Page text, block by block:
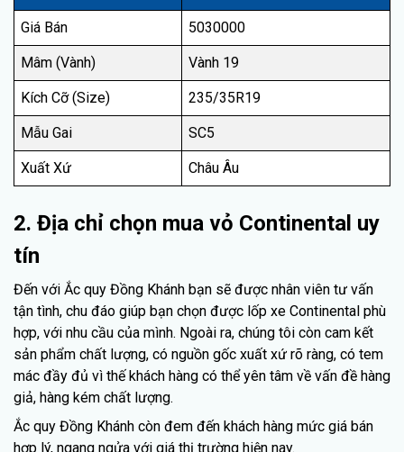
Giá Bán 5030000
Mâm (Vành) Vành 19
Kích Cỡ (Size) 235/35R19
Mẫu Gai SC5
Xuất Xứ Châu Âu
2. Địa chỉ chọn mua vỏ Continental uy
tín
Đến với Ắc quy Đồng Khánh bạn sẽ được nhân viên tư vấn
tận tình, chu đáo giúp bạn chọn được lốp xe Continental phù
hợp, với nhu cầu của mình. Ngoài ra, chúng tôi còn cam kết
sản phẩm chất lượng, có nguồn gốc xuất xứ rõ ràng, có tem
mác đầy đủ vì thế khách hàng có thể yên tâm về vấn đề hàng
giả, hàng kém chất lượng.
Ắc quy Đồng Khánh còn đem đến khách hàng mức giá bán
hợp lý, ngang ngửa với giá thị trường hiện nay.